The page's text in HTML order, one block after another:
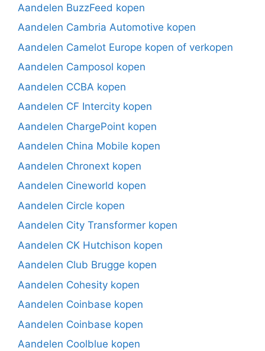
Aandelen BuzzFeed kopen
Aandelen Cambria Automotive kopen
Aandelen Camelot Europe kopen of verkopen
Aandelen Camposol kopen
Aandelen CCBA kopen
Aandelen CF Intercity kopen
Aandelen ChargePoint kopen
Aandelen China Mobile kopen
Aandelen Chronext kopen
Aandelen Cineworld kopen
Aandelen Circle kopen
Aandelen City Transformer kopen
Aandelen CK Hutchison kopen
Aandelen Club Brugge kopen
Aandelen Cohesity kopen
Aandelen Coinbase kopen
Aandelen Coinbase kopen
Aandelen Coolblue kopen